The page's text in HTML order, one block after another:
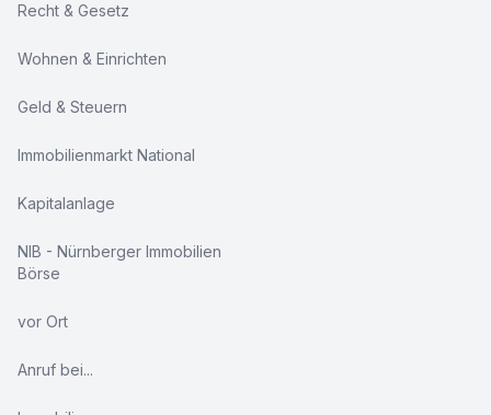
Recht & Gesetz
Wohnen & Einrichten
Geld & Steuern
Immobilienmarkt National
Kapitalanlage
NIB - Nürnberger Immobilien
Börse
vor Ort
Anruf bei...